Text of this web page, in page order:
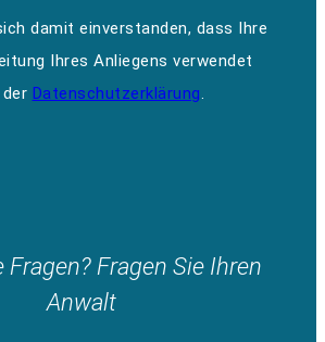
damit einverstanden, dass Ihre
Ihres Anliegens verwendet
Datenschutzerklärung.
Fragen? Fragen Sie Ihren
Anwalt